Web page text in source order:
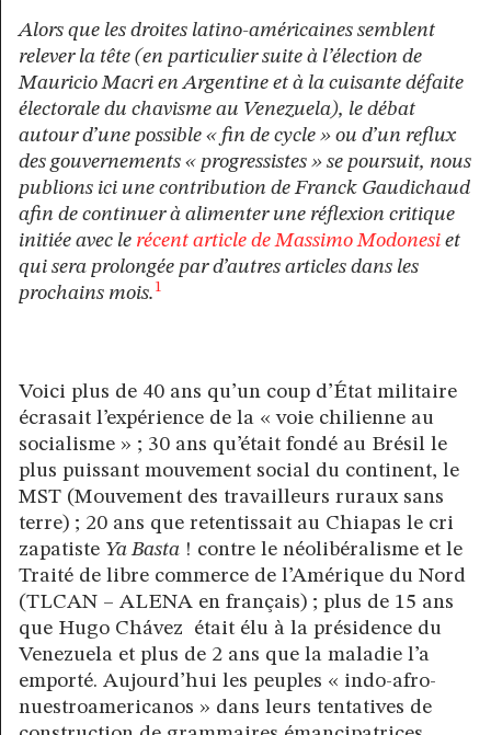
Alors que les droites latino-américaines semblent
relever la tête (en particulier suite à l’élection de
Mauricio Macri en Argentine et à la cuisante défaite
électorale du chavisme au Venezuela), le débat
autour d’une possible « fin de cycle » ou d’un reflux
des gouvernements « progressistes » se poursuit, nous
publions ici une contribution de Franck Gaudichaud
afin de continuer à alimenter une réflexion critique
initiée avec le récent article de Massimo Modonesi et
qui sera prolongée par d’autres articles dans les
prochains mois. 1
Voici plus de 40 ans qu’un coup d’État militaire
écrasait l’expérience de la « voie chilienne au
socialisme » ; 30 ans qu’était fondé au Brésil le
plus puissant mouvement social du continent, le
MST (Mouvement des travailleurs ruraux sans
terre) ; 20 ans que retentissait au Chiapas le cri
zapatiste Ya Basta ! contre le néolibéralisme et le
Traité de libre commerce de l’Amérique du Nord
(TLCAN – ALENA en français) ; plus de 15 ans
que Hugo Chávez était élu à la présidence du
Venezuela et plus de 2 ans que la maladie l’a
emporté. Aujourd’hui les peuples « indo-afro-
nuestroamericanos » dans leurs tentatives de